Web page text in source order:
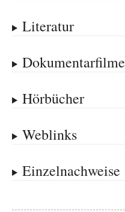
Literatur
Dokumentarfilme
Hörbücher
Weblinks
Einzelnachweise